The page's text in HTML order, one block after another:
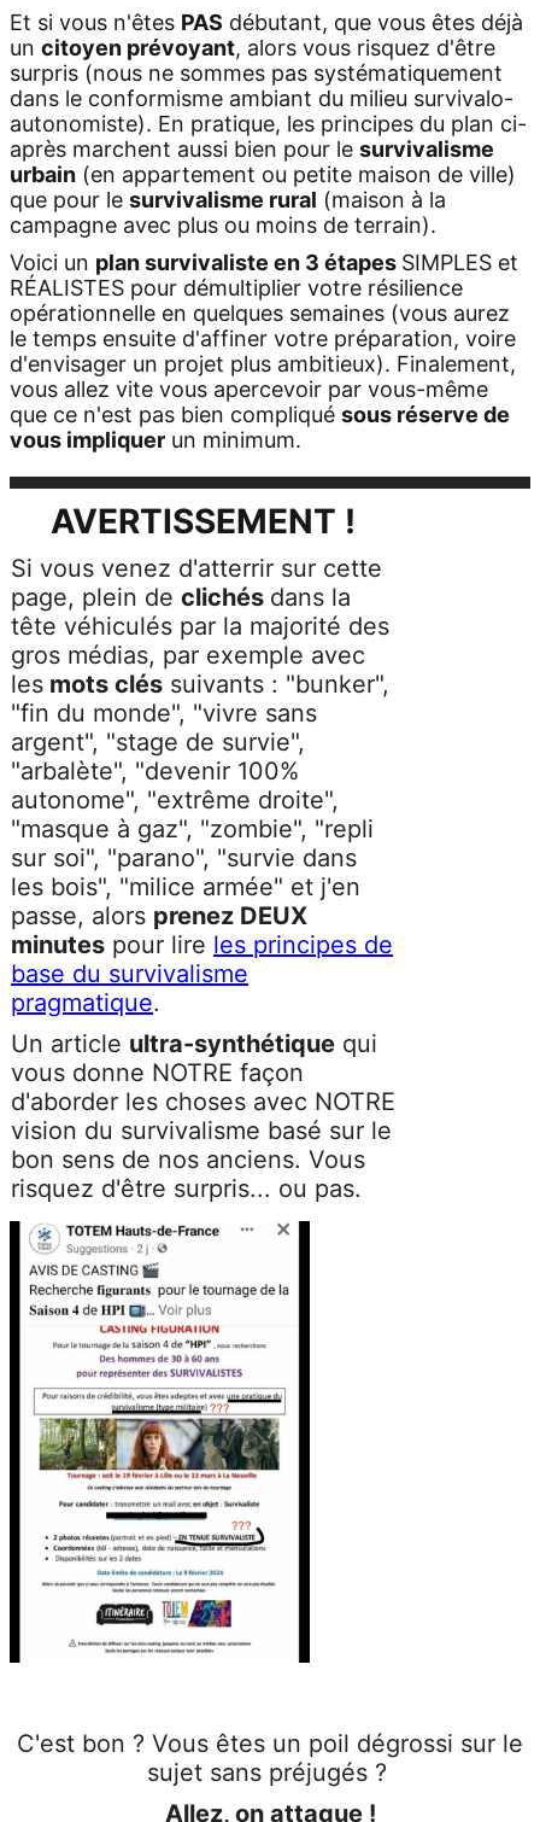
Et si vous n'êtes PAS débutant, que vous êtes déjà
un citoyen prévoyant, alors vous risquez d'être
surpris (nous ne sommes pas systématiquement
dans le conformisme ambiant du milieu survivalo-
autonomiste). En pratique, les principes du plan ci-
après marchent aussi bien pour le survivalisme
urbain (en appartement ou petite maison de ville)
que pour le survivalisme rural (maison à la
campagne avec plus ou moins de terrain).
Voici un plan survivaliste en 3 étapes SIMPLES et
RÉALISTES pour démultiplier votre résilience
opérationnelle en quelques semaines (vous aurez
le temps ensuite d'affiner votre préparation, voire
d'envisager un projet plus ambitieux). Finalement,
vous allez vite vous apercevoir par vous-même
que ce n'est pas bien compliqué sous réserve de
vous impliquer un minimum.
AVERTISSEMENT !
Si vous venez d'atterrir sur cette
page, plein de clichés dans la
tête véhiculés par la majorité des
gros médias, par exemple avec
les mots clés suivants : "bunker",
"fin du monde", "vivre sans
argent", "stage de survie",
"arbalète", "devenir 100%
autonome", "extrême droite",
"masque à gaz", "zombie", "repli
sur soi", "parano", "survie dans
les bois", "milice armée" et j'en
passe, alors prenez DEUX
minutes pour lire les principes de
base du survivalisme
pragmatique.
Un article ultra-synthétique qui
vous donne NOTRE façon
d'aborder les choses avec NOTRE
vision du survivalisme basé sur le
bon sens de nos anciens. Vous
risquez d'être surpris... ou pas.
C'est bon ? Vous êtes un poil dégrossi sur le
sujet sans préjugés ?
Allez, on attaque !